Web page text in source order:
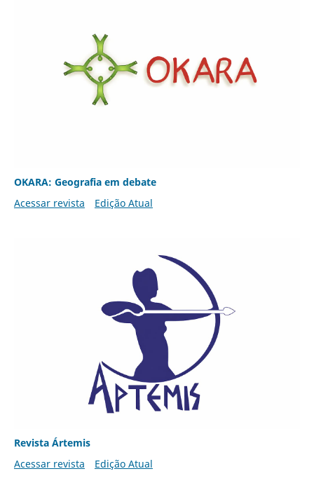
OKARA: Geografia em debate
Acessar revista
Edição Atual
Revista Ártemis
Acessar revista
Edição Atual